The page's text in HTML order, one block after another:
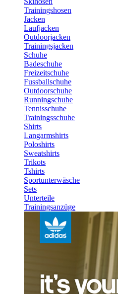
Trainingshosen
Jacken
Laufjacken
Outdoorjacken
Trainingsjacken
Schuhe
Badeschuhe
Freizeitschuhe
Fussballschuhe
Outdoorschuhe
Runningschuhe
Tennisschuhe
Trainingsschuhe
Shirts
Langarmshirts
Poloshirts
Sweatshirts
Trikots
Tshirts
Sportunterwäsche
Sets
Unterteile
Trainingsanzüge